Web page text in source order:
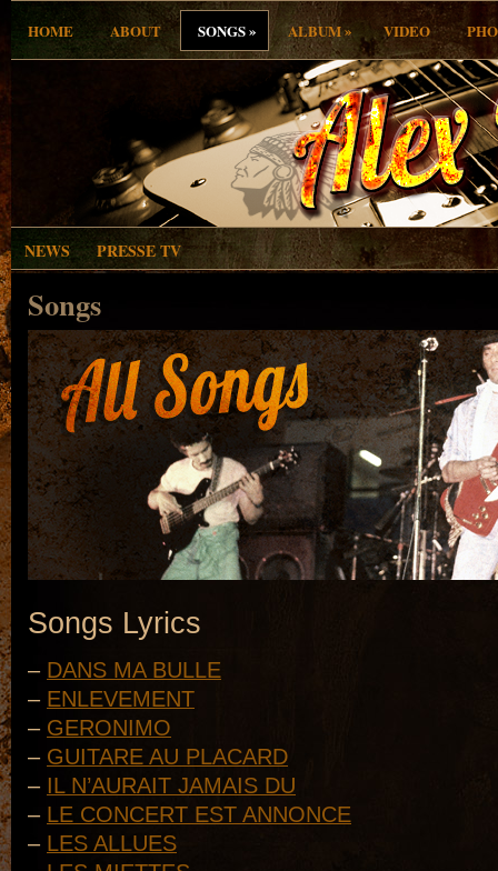
HOME ABOUT SONGS» ALBUM» VIDEO
NEWS PRESSE TV
Songs
Songs Lyrics
– DANS MA BULLE
– ENLEVEMENT
– GERONIMO
– GUITARE AU PLACARD
– IL N’AURAIT JAMAIS DU
– LE CONCERT EST ANNONCE
– LES ALLUES